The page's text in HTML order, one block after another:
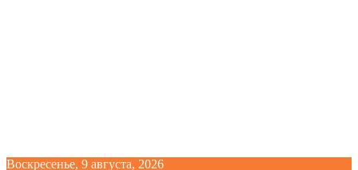
Воскресенье, 9 августа, 2026